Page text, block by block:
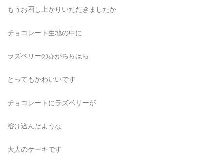
もうお召し上がりいただきましたか
チョコレート生地の中に
ラズベリーの赤がちらほら
とってもかわいいです
チョコレートにラズベリーが
溶け込んだような
大人のケーキです